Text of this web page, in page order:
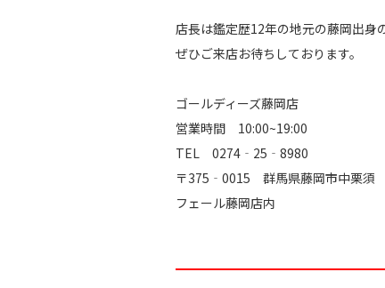
店長は鑑定歴12年の地元の藤岡出身
ぜひご来店お待ちしております。
ゴールディーズ藤岡店
営業時間 10:00~19:00
TEL 0274‐25‐8980
〒375‐0015 群馬県藤岡市中栗
フェール藤岡店内